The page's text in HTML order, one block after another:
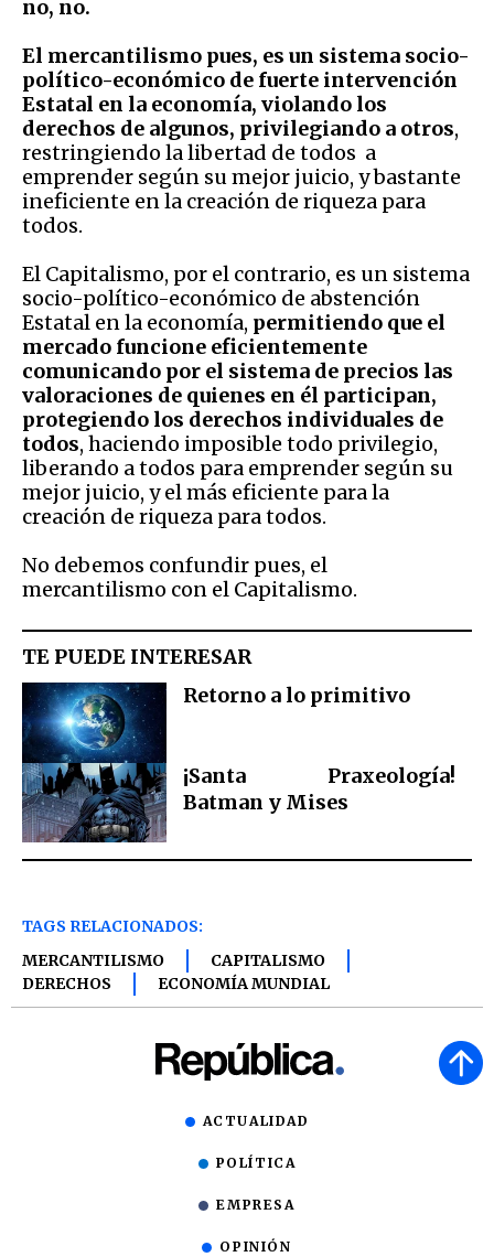
no, no.
El mercantilismo pues, es un sistema socio-
político-económico de fuerte intervención
Estatal en la economía, violando los
derechos de algunos, privilegiando a otros,
restringiendo la libertad de todos a
emprender según su mejor juicio, y bastante
ineficiente en la creación de riqueza para
todos.
El Capitalismo, por el contrario, es un sistema
socio-político-económico de abstención
Estatal en la economía, permitiendo que el
mercado funcione eficientemente
comunicando por el sistema de precios las
valoraciones de quienes en él participan,
protegiendo los derechos individuales de
todos, haciendo imposible todo privilegio,
liberando a todos para emprender según su
mejor juicio, y el más eficiente para la
creación de riqueza para todos.
No debemos confundir pues, el
mercantilismo con el Capitalismo.
TE PUEDE INTERESAR
Retorno a lo primitivo
¡Santa Praxeología!
Batman y Mises
TAGS RELACIONADOS:
MERCANTILISMO
CAPITALISMO
DERECHOS
ECONOMÍA MUNDIAL
ACTUALIDAD
POLÍTICA
EMPRESA
OPINIÓN